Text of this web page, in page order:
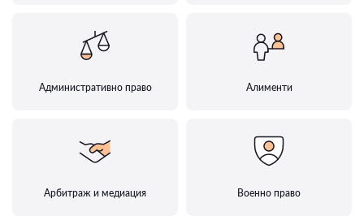
Административно право Алименти
Арбитраж и медиация Военно право